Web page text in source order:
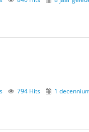
794 Hits 1